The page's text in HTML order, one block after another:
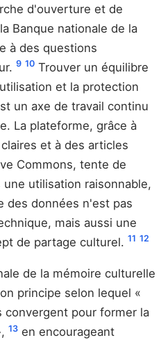
d'ouverture et de
Banque nationale de la
à des questions
9 10 Trouver un équilibre
et la protection
un axe de travail continu
La plateforme, grâce à
et à des articles
Commons, tente de
utilisation raisonnable,
des données n'est pas
mais aussi une
de partage culturel. 11 12
de la mémoire culturelle
principe selon lequel «
pour former la
13 en encourageant